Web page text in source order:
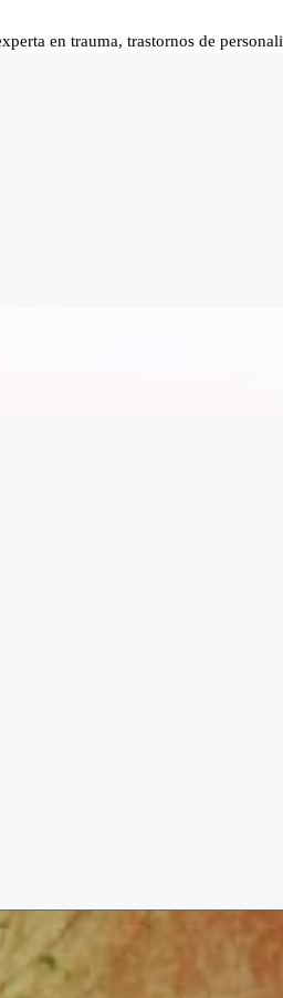
en trauma, trastornos de